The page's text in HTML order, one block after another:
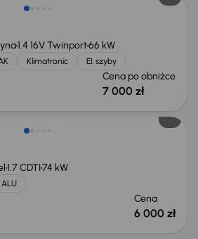
1.4 16V Twinport66 kW
Klimatronic El. szyby
Cena po obniżce
7 000 zł
1.7 CDTI74 kW
ALU
Cena
6 000 zł